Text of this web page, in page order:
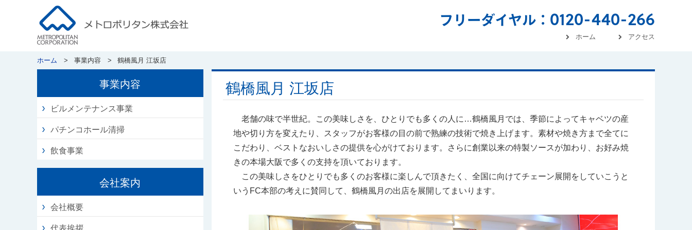
フリーダイヤル： 0120-440-266
ホーム アクセス
ホーム 事業内容 鶴橋風月 江坂店
鶴橋風月 江坂店
老舗の味で半世紀。この美味しさを、ひとりでも多くの人に…鶴橋風月では、季節によってキャベツの産
地や切り方を変えたり、スタッフがお客様の目の前で熟練の技術で焼き上げます。素材や焼き方まで全てに
こだわり、ベストなおいしさの提供を心がけております。さらに創業以来の特製ソースが加わり、お好み焼
きの本場大阪で多くの支持を頂いております。
この美味しさをひとりでも多くのお客様に楽しんで頂きたく、全国に向けてチェーン展開をしていこうと
いうFC本部の考えに賛同して、鶴橋風月の出店を展開してまいります。
事業内容
ビルメンテナンス事業
パチンコホール清掃
飲食事業
会社案内
会社概要